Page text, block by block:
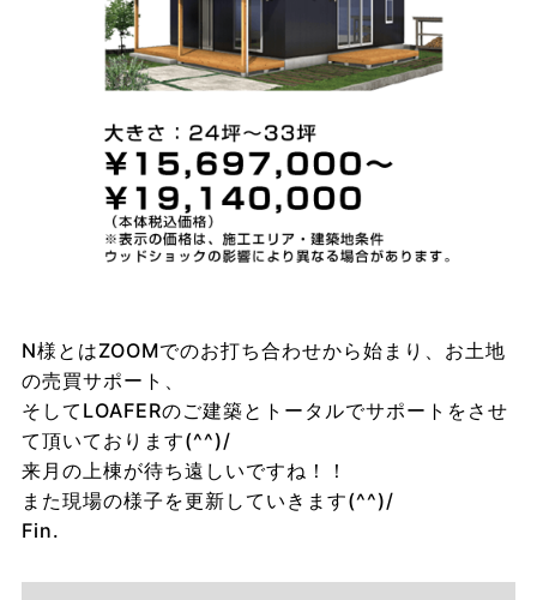
N様とはZOOMでのお打ち合わせから始まり、お土地
の売買サポート、
そしてLOAFERのご建築とトータルでサポートをさせ
て頂いております(^^)/
来月の上棟が待ち遠しいですね！！
また現場の様子を更新していきます(^^)/
Fin.